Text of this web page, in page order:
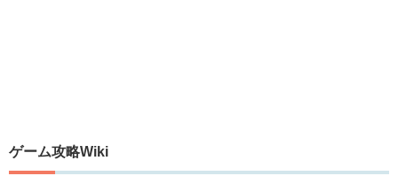
ゲーム攻略Wiki